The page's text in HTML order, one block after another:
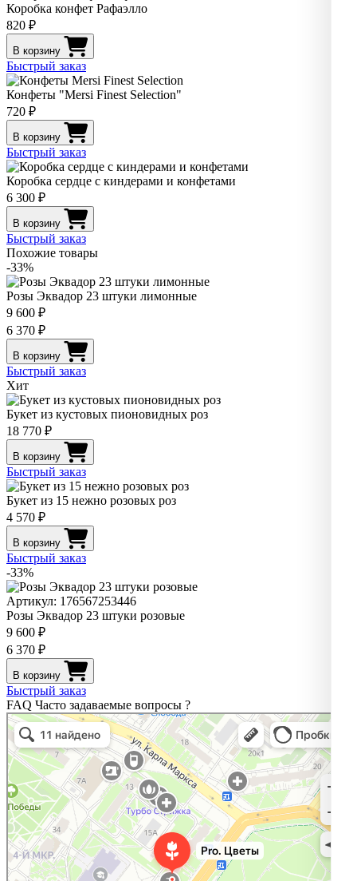
Коробка конфет Рафаэлло
820 ₽
В корзину
Быстрый заказ
Конфеты "Mersi Finest Selection"
720 ₽
В корзину
Быстрый заказ
Коробка сердце с киндерами и конфетами
6 300 ₽
В корзину
Быстрый заказ
Похожие товары
-33%
Розы Эквадор 23 штуки лимонные
9 600 ₽
6 370 ₽
В корзину
Быстрый заказ
Хит
Букет из кустовых пионовидных роз
18 770 ₽
В корзину
Быстрый заказ
Букет из 15 нежно розовых роз
4 570 ₽
В корзину
Быстрый заказ
-33%
Артикул: 176567253446
Розы Эквадор 23 штуки розовые
9 600 ₽
6 370 ₽
В корзину
Быстрый заказ
FAQ Часто задаваемые вопросы ?
Pro. Цветы
Магазин цветов в Нижнем Новгороде
Доставка цветов и букетов в Нижнем Новгороде